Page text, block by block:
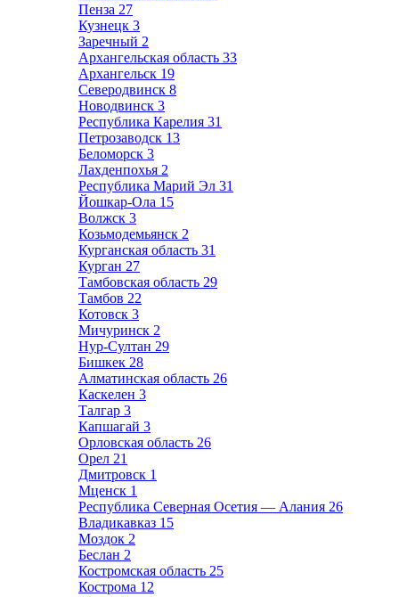
Пенза 27
Кузнецк 3
Заречный 2
Архангельская область 33
Архангельск 19
Северодвинск 8
Новодвинск 3
Республика Карелия 31
Петрозаводск 13
Беломорск 3
Лахденпохья 2
Республика Марий Эл 31
Йошкар-Ола 15
Волжск 3
Козьмодемьянск 2
Курганская область 31
Курган 27
Тамбовская область 29
Тамбов 22
Котовск 3
Мичуринск 2
Нур-Султан 29
Бишкек 28
Алматинская область 26
Каскелен 3
Талгар 3
Капшагай 3
Орловская область 26
Орел 21
Дмитровск 1
Мценск 1
Республика Северная Осетия — Алания 26
Владикавказ 15
Моздок 2
Беслан 2
Костромская область 25
Кострома 12